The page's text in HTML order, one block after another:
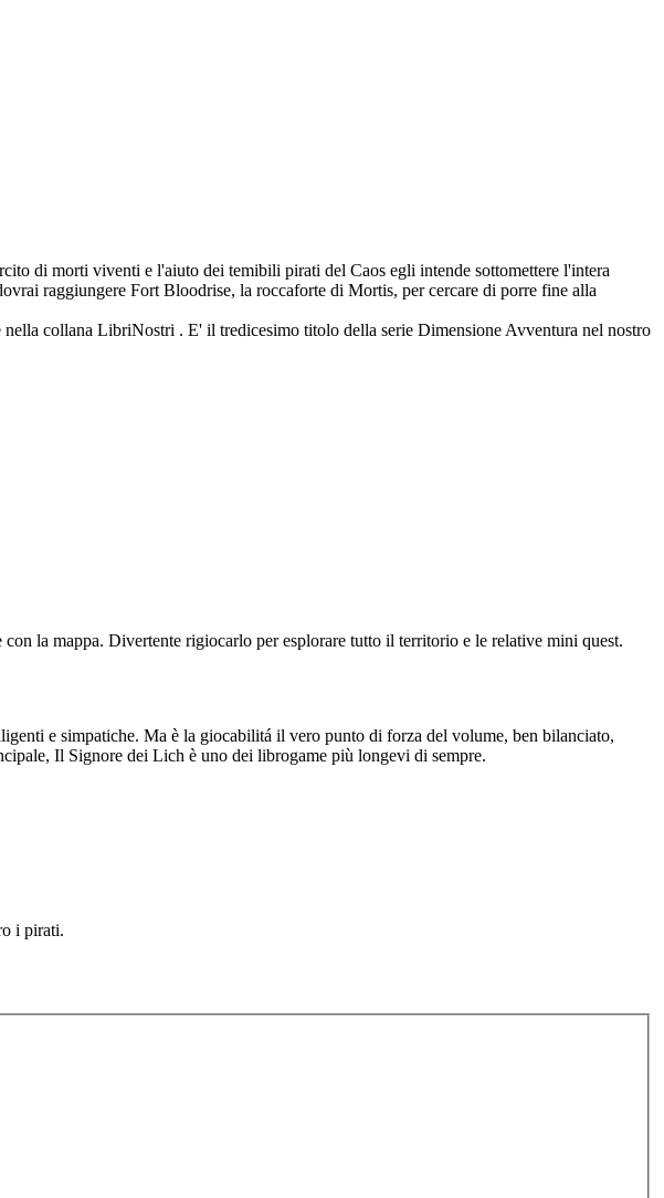
di morti viventi e l'aiuto dei temibili pirati del Caos egli intende sottomettere l'intera
raggiungere Fort Bloodrise, la roccaforte di Mortis, per cercare di porre fine alla
collana LibriNostri . E' il tredicesimo titolo della serie Dimensione Avventura nel nostro
la mappa. Divertente rigiocarlo per esplorare tutto il territorio e le relative mini quest.
e simpatiche. Ma è la giocabilitá il vero punto di forza del volume, ben bilanciato,
Il Signore dei Lich è uno dei librogame più longevi di sempre.
i pirati.